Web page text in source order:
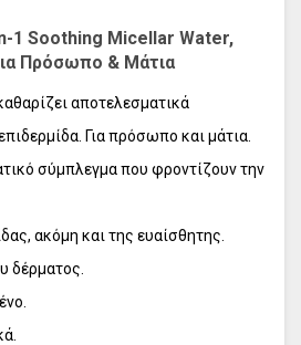
1 Soothing Micellar Water,
Πρόσωπο & Μάτια
αποτελεσματικά
Για πρόσωπο και μάτια.
σύμπλεγμα που φροντίζουν την
ακόμη και της ευαίσθητης.
δέρματος.